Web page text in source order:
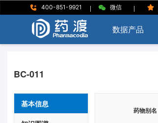
400-851-9921 | 微信 |
数据产品
BC-011
基本信息
药物别名